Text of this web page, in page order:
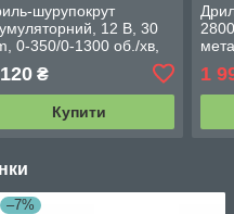
шурупокрут
12 В, 30
0-350/0-1300 об./хв,
0.8-10 мм, 2,0 Аг
WT-0310
₴
Купити
1
–7%